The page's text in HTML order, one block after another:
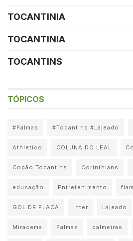
TOCANTINIA
TOCANTINIA
TOCANTINS
TÓPICOS
#Palmas #Tocantins #Lajeado
Athletico COLUNA DO LEAL
Copão Tocantins Corinthians
educação Entretenimento
GOL DE PLACA Inter Lajeado
Miracema Palmas palmeiras